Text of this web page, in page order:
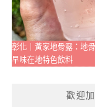
彰化｜黃家地骨露：地
早味在地特色飲料
歡迎